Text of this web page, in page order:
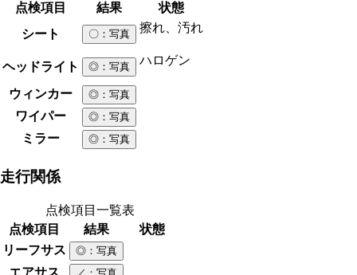
点検項目
結果
状態
シート
〇 ：写真 擦れ、汚れ
ヘッドライト ◎ ：写真 ハロゲン
ウィンカー ◎ ：写真
ワイパー ◎ ：写真
ミラー ◎ ：写真
走行関係
点検項目一覧表
点検項目
結果
状態
リーフサス
◎ ：写真
エアサス